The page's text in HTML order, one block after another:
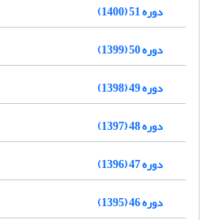
دوره 51 (1400)
دوره 50 (1399)
دوره 49 (1398)
دوره 48 (1397)
دوره 47 (1396)
دوره 46 (1395)